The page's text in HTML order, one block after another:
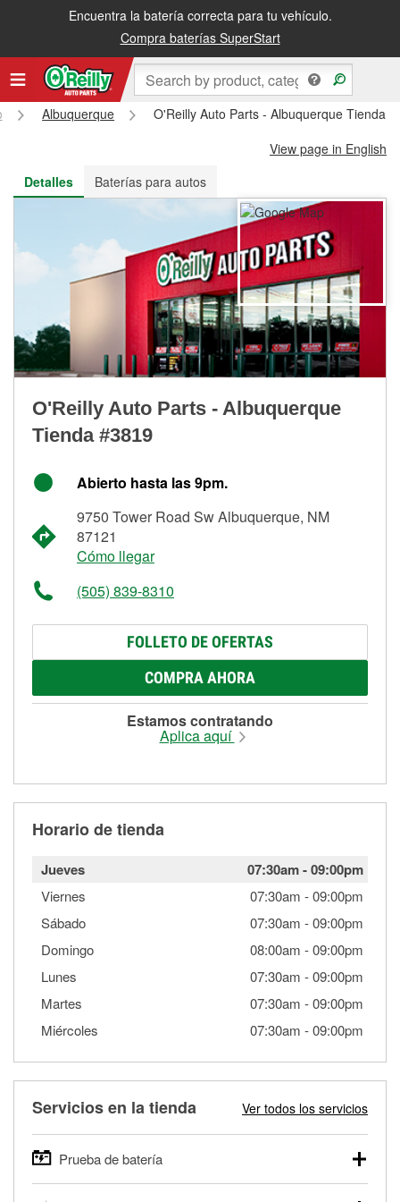
Encuentra la batería correcta para tu vehículo.
Compra baterías SuperStart
Recibe tu orden gratis al día siguiente o recógela en la tienda
Albuquerque
O'Reilly Auto Parts - Albuquerque Tienda
View page in English
Detalles
Baterías para autos
O'Reilly Auto Parts - Albuquerque
Tienda #3819
Abierto hasta las 9pm.
9750 Tower Road Sw Albuquerque, NM
87121
Cómo llegar
(505) 839-8310
FOLLETO DE OFERTAS
COMPRA AHORA
Estamos contratando
Aplica aquí
Horario de tienda
Jueves 07:30am-09:00pm
Viernes 07:30am -09:00pm
Sábado
07:30am -09:00pm
Domingo
08:00am -09:00pm
Lunes
07:30am -09:00pm
Martes
07:30am -09:00pm
Miércoles
07:30am -09:00pm
Servicios en la tienda Ver todos los servicios
Prueba de batería